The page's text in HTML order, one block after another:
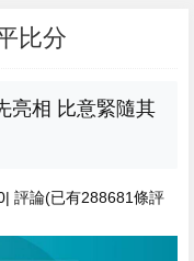
比分
亮相 比意緊隨其
評論(已有288681條評